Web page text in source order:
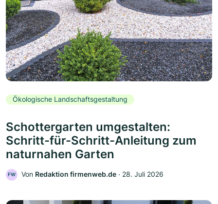
Ökologische Landschaftsgestaltung
Schottergarten umgestalten:
Schritt-für-Schritt-Anleitung zum
naturnahen Garten
FW Von Redaktion firmenweb.de ‧ 28. Juli 2026